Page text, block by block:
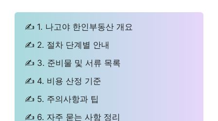
✍ 1. 나고야 한인부동산 개요
✍ 2. 절차 단계별 안내
✍ 3. 준비물 및 서류 목록
✍ 4. 비용 산정 기준
✍ 5. 주의사항과 팁
✍ 6. 자주 묻는 사항 정리